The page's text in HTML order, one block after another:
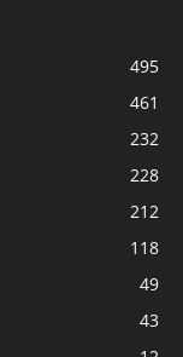
495
461
232
228
212
118
49
43